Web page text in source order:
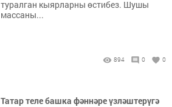
туралган кыярларны өстибез. Шушы
массаны...
894 0 0
Татар теле башка фәннәре үзләштерүгә